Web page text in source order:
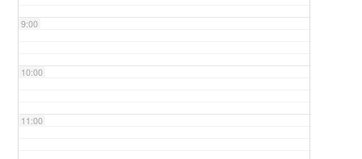
9:00
10:00
11:00